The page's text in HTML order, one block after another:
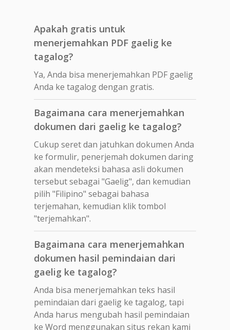
Apakah gratis untuk
menerjemahkan PDF gaelig ke
tagalog?
Ya, Anda bisa menerjemahkan PDF gaelig
Anda ke tagalog dengan gratis.
Bagaimana cara menerjemahkan
dokumen dari gaelig ke tagalog?
Cukup seret dan jatuhkan dokumen Anda
ke formulir, penerjemah dokumen daring
akan mendeteksi bahasa asli dokumen
tersebut sebagai "Gaelig", dan kemudian
pilih "Filipino" sebagai bahasa
terjemahan, kemudian klik tombol
"terjemahkan".
Bagaimana cara menerjemahkan
dokumen hasil pemindaian dari
gaelig ke tagalog?
Anda bisa menerjemahkan teks hasil
pemindaian dari gaelig ke tagalog, tapi
Anda harus mengubah hasil pemindaian
ke Word menggunakan situs rekan kami